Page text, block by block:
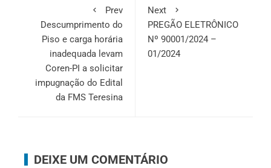
Prev
Descumprimento do
Piso e carga horária
inadequada levam
Coren-PI a solicitar
impugnação do Edital
da FMS Teresina
Next
PREGÃO ELETRÔNICO
Nº 90001/2024 –
01/2024
DEIXE UM COMENTÁRIO